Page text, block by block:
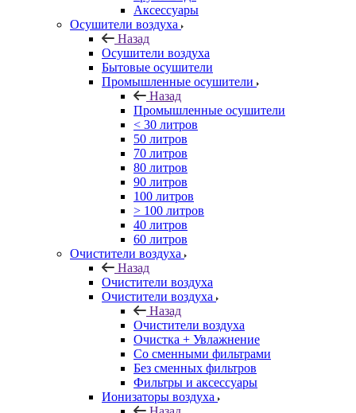
Аксессуары
Осушители воздуха
Назад
Осушители воздуха
Бытовые осушители
Промышленные осушители
Назад
Промышленные осушители
< 30 литров
50 литров
70 литров
80 литров
90 литров
100 литров
> 100 литров
40 литров
60 литров
Очистители воздуха
Назад
Очистители воздуха
Очистители воздуха
Назад
Очистители воздуха
Очистка + Увлажнение
Cо сменными фильтрами
Без сменных фильтров
Фильтры и аксессуары
Ионизаторы воздуха